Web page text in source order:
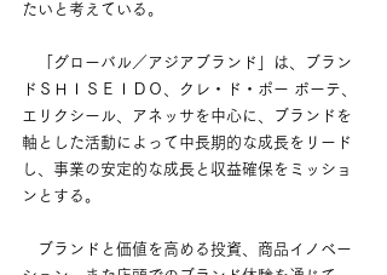
たいと考えている。
「グローバル／アジアブランド」は、ブラン
ドＳＨＩＳＥＩＤＯ、クレ・ド・ポー ボーテ、
エリクシール、アネッサを中心に、ブランドを
軸とした活動によって中長期的な成長をリード
し、事業の安定的な成長と収益確保をミッショ
ンとする。
ブランドと価値を高める投資、商品イノベー